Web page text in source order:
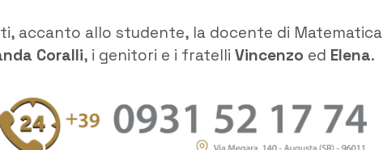
accanto allo studente, la docente di Matematica
Coralli, i genitori e i fratelli Vincenzo ed Elena.